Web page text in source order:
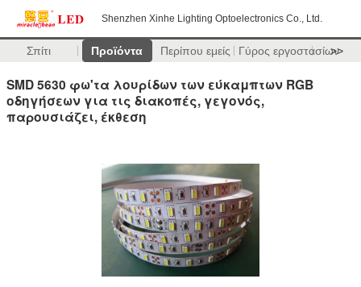
Shenzhen Xinhe Lighting Optoelectronics Co., Ltd.
Σπίτι Προϊόντα Περίπου εμείς Γύρος εργοστασίων
>>
SMD 5630 φω'τα λουρίδων των εύκαμπτων RGB
οδηγήσεων για τις διακοπές, γεγονός,
παρουσιάζει, έκθεση